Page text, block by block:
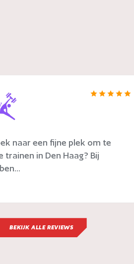
naar een fijne plek om te
trainen in Den Haag? Bij
BEKIJK ALLE REVIEWS